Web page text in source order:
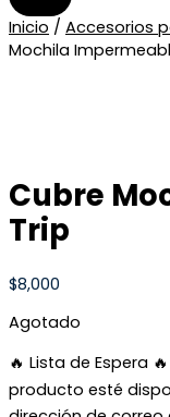
Inicio / Accesorios
Mochila
Cubre
Trip
$8,000
Agotado
🔥 Lista de Espera 🔥
producto esté